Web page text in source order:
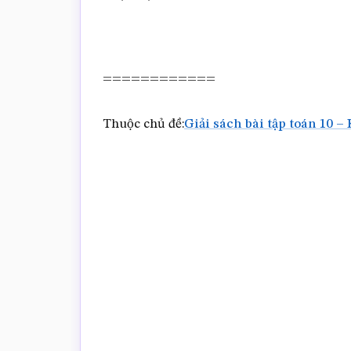
============
Thuộc chủ đề:Giải sách bài tập toán 10 –